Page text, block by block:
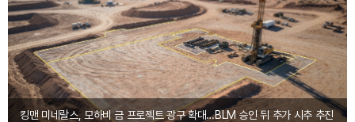
킹맨 미네랄스, 모하비 금 프로젝트 광구 확대…BLM 승인 뒤 추가 시추 추진